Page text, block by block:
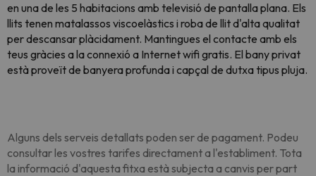
en una de les 5 habitacions amb televisió de pantalla plana. Els
llits tenen matalassos viscoelàstics i roba de llit d'alta qualitat
per descansar plàcidament. Mantingues el contacte amb els
teus gràcies a la connexió a Internet wifi gratis. El bany privat
està proveït de banyera profunda i capçal de dutxa tipus pluja.
Alguns dels serveis detallats poden ser de pagament. Podeu
consultar les vostres tarifes directament a l'establiment. Tota
la informació d'aquesta fitxa està subjecta a canvis per part